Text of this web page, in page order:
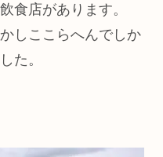
食店があります。
しここらへんでしか
た。